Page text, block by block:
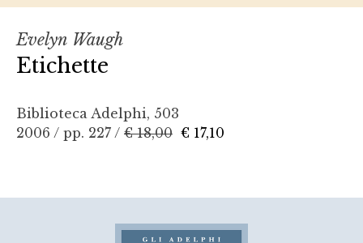
Evelyn Waugh
Etichette
Biblioteca Adelphi, 503
2006 / pp. 227 / € 18,00 € 17,10